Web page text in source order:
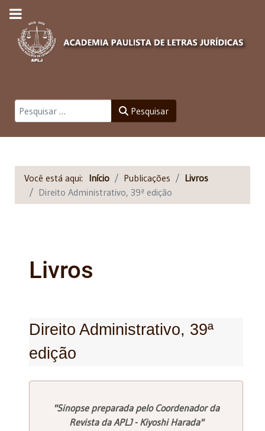
Pesquisar Pesquisar
Você está aqui: Início Publicações
Livros
Direito Administrativo, 39ª edição
Livros
Direito Administrativo, 39ª
edição
"Sinopse preparada pelo Coordenador da
Revista da APLJ - Kiyoshi Harada"